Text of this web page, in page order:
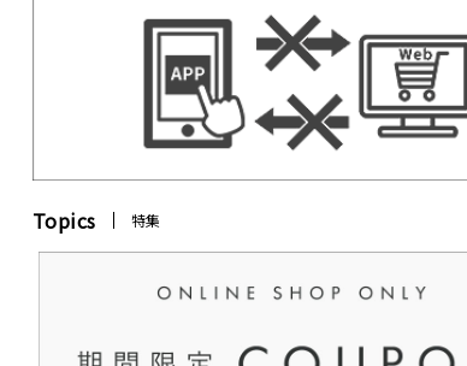
Topics 特集